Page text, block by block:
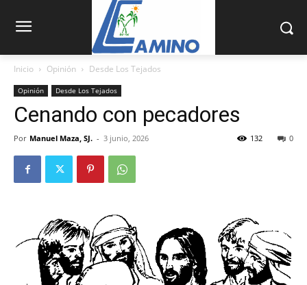
Inicio Opinión Desde Los Tejados
Opinión Desde Los Tejados
Cenando con pecadores
Por Manuel Maza, SJ. - 3 junio, 2026 0
132